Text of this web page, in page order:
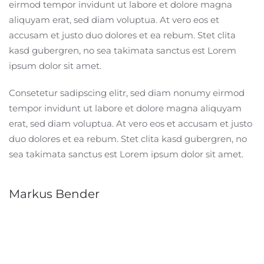
eirmod tempor invidunt ut labore et dolore magna
aliquyam erat, sed diam voluptua. At vero eos et
accusam et justo duo dolores et ea rebum. Stet clita
kasd gubergren, no sea takimata sanctus est Lorem
ipsum dolor sit amet.
Consetetur sadipscing elitr, sed diam nonumy eirmod
tempor invidunt ut labore et dolore magna aliquyam
erat, sed diam voluptua. At vero eos et accusam et justo
duo dolores et ea rebum. Stet clita kasd gubergren, no
sea takimata sanctus est Lorem ipsum dolor sit amet.
Markus Bender